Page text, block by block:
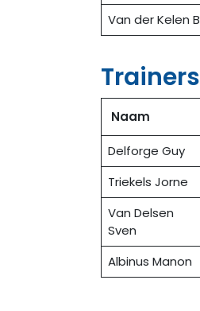
Van der Kelen B
Trainers
Naam
Delforge Guy
Triekels Jorne
Van Delsen
Sven
Albinus Manon